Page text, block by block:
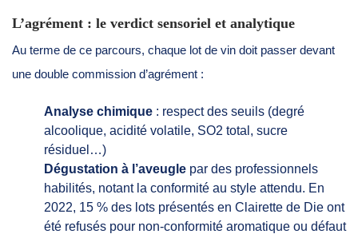
L’agrément : le verdict sensoriel et analytique
Au terme de ce parcours, chaque lot de vin doit passer devant
une double commission d’agrément :
Analyse chimique : respect des seuils (degré
alcoolique, acidité volatile, SO2 total, sucre
résiduel…)
Dégustation à l’aveugle par des professionnels
habilités, notant la conformité au style attendu. En
2022, 15 % des lots présentés en Clairette de Die ont
été refusés pour non-conformité aromatique ou défaut